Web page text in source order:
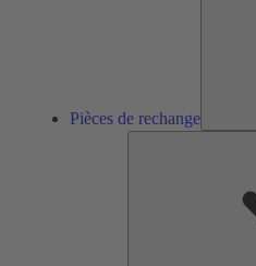
Pièces de rechange